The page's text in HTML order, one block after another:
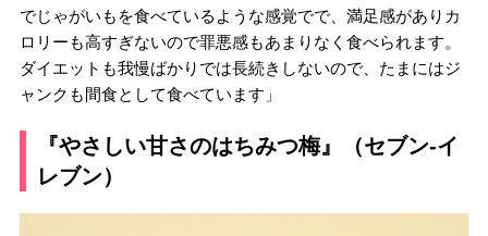
でじゃがいもを食べているような感覚でで、満足感がありカ
ロリーも高すぎないので罪悪感もあまりなく食べられます。
ダイエットも我慢ばかりでは長続きしないので、たまにはジ
ャンクも間食として食べています」
『やさしい甘さのはちみつ梅』（セブン-イ
レブン）